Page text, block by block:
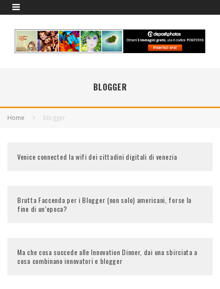
BLOGGER
Home blogger
Venice connected la wifi dei cittadini digitali di venezia
Brutta Faccenda per i Blogger (non solo) americani, forse la
fine di un’epoca?
Ma che cosa succede alle Innovation Dinner, dai una sbirciata a
cosa combinano innovatori e blogger